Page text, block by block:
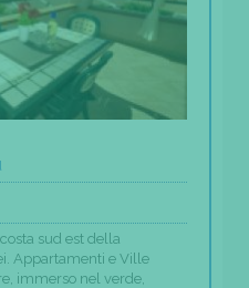
sud est della
Appartamenti e Ville
immerso nel verde,